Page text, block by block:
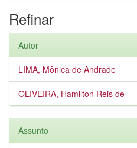
Refinar
Autor
LIMA, Mônica de Andrade
OLIVEIRA, Hamilton Reis de
Assunto